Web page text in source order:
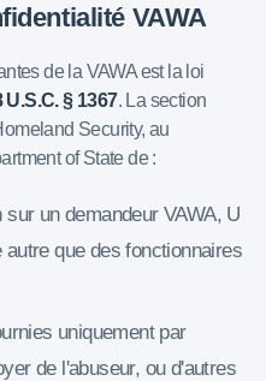
VAWA
de la VAWA est la loi
U.S.C. § 1367. La section
Security, au
of State de :
un demandeur VAWA, U
que des fonctionnaires
uniquement par
de l'abuseur, ou d'autres